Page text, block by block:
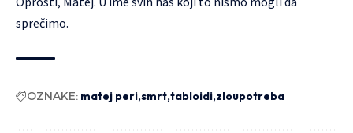
sprečimo.
OZNAKE: matej peri smrt tabloidi zloupotreba